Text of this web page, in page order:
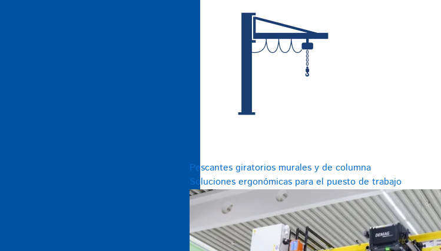
Pescantes giratorios murales y de columna
Soluciones ergonómicas para el puesto de trabajo